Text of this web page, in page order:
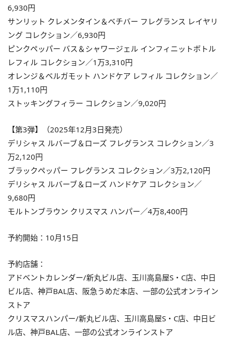
6,930円
サンリット クレメンタイン＆ベチバー フレグランス レイヤリ
ング コレクション／6,930円
ピンクペッパー バス＆シャワージェル インフィニットボトル
レフィル コレクション／1万3,310円
オレンジ＆ベルガモット ハンドケア レフィル コレクション／
1万1,110円
ストッキングフィラー コレクション／9,020円
【第3弾】（2025年12月3日発売）
デリシャス ルバーブ＆ローズ フレグランス コレクション／3
万2,120円
ブラックペッパー フレグランス コレクション／3万2,120円
デリシャス ルバーブ＆ローズ ハンドケア コレクション／
9,680円
モルトンブラウン クリスマス ハンパー／4万8,400円
予約開始：10月15日
予約店舗：
アドベントカレンダー/新丸ビル店、玉川高島屋S・C店、中日
ビル店、神戸BAL店、阪急うめだ本店、一部の公式オンライン
ストア
クリスマスハンパー/新丸ビル店、玉川高島屋S・C店、中日ビ
ル店、神戸BAL店、一部の公式オンラインストア